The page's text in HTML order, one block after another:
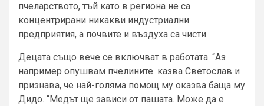
пчеларството, тъй като в региона не са
концентрирани никакви индустриални
предприятия, а почвите и въздуха са чисти.
Децата също вече се включват в работата. “Аз
например опушвам пчелините. казва Светослав и
признава, че най-голяма помощ му оказва баща му
Дидо. “Медът ще зависи от пашата. Може да е